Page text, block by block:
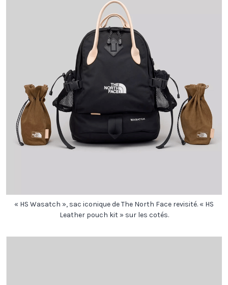
« HS Wasatch », sac iconique de The North Face revisité. « HS
Leather pouch kit » sur les cotés.